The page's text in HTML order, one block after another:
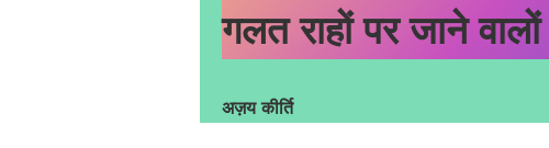
गलत राहों पर जाने
अज़य कीर्ति